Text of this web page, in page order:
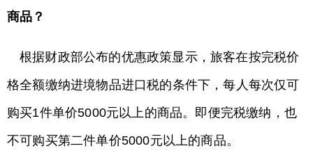
商品？
根据财政部公布的优惠政策显示，旅客在按完税价
格全额缴纳进境物品进口税的条件下，每人每次仅可
购买1件单价5000元以上的商品。即便完税缴纳，也
不可购买第二件单价5000元以上的商品。